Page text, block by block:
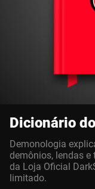
Dicionário
Demonologia
demônios, lendas
da Loja Oficial
limitado.